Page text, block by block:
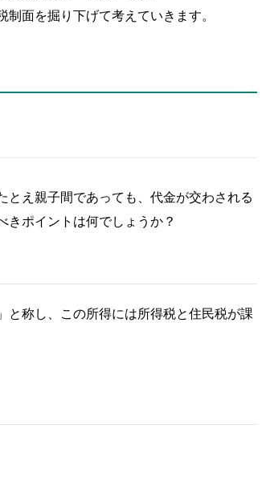
面を掘り下げて考えていきます。
え親子間であっても、代金が交わされる
きポイントは何でしょうか？
と称し、この所得には所得税と住民税が課